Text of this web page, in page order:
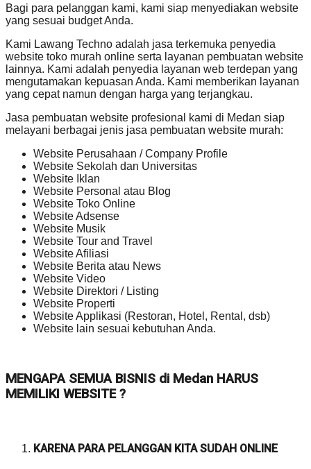
Bagi para pelanggan kami, kami siap menyediakan website
yang sesuai budget Anda.
Kami Lawang Techno adalah jasa terkemuka penyedia
website toko murah online serta layanan pembuatan website
lainnya. Kami adalah penyedia layanan web terdepan yang
mengutamakan kepuasan Anda. Kami memberikan layanan
yang cepat namun dengan harga yang terjangkau.
Jasa pembuatan website profesional kami di Medan siap
melayani berbagai jenis jasa pembuatan website murah:
Website Perusahaan / Company Profile
Website Sekolah dan Universitas
Website Iklan
Website Personal atau Blog
Website Toko Online
Website Adsense
Website Musik
Website Tour and Travel
Website Afiliasi
Website Berita atau News
Website Video
Website Direktori / Listing
Website Properti
Website Applikasi (Restoran, Hotel, Rental, dsb)
Website lain sesuai kebutuhan Anda.
MENGAPA SEMUA BISNIS di Medan HARUS
MEMILIKI WEBSITE ?
KARENA PARA PELANGGAN KITA SUDAH ONLINE